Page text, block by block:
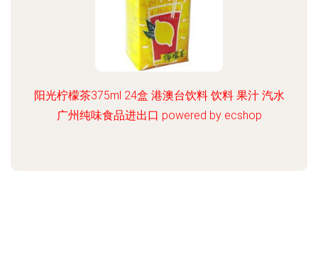
阳光柠檬茶375ml 24盒 港澳台饮料 饮料 果汁 汽水
广州纯味食品进出口 powered by ecshop